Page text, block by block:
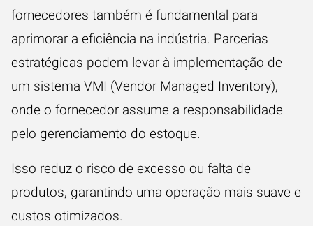
fornecedores também é fundamental para
aprimorar a eficiência na indústria. Parcerias
estratégicas podem levar à implementação de
um sistema VMI (Vendor Managed Inventory),
onde o fornecedor assume a responsabilidade
pelo gerenciamento do estoque.
Isso reduz o risco de excesso ou falta de
produtos, garantindo uma operação mais suave e
custos otimizados.